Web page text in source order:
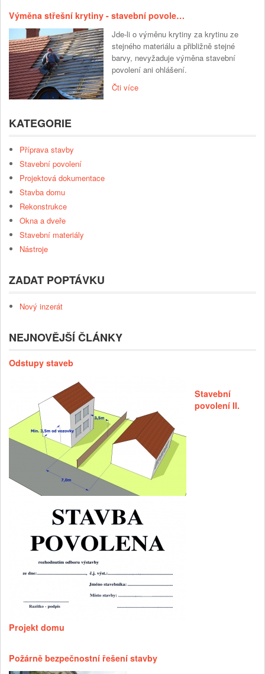
Výměna střešní krytiny - stavební povole…
Jde-li o výměnu krytiny za krytinu ze
stejného materiálu a přibližně stejné
barvy, nevyžaduje výměna stavební
povolení ani ohlášení.
Čti více
KATEGORIE
Příprava stavby
Stavební povolení
Projektová dokumentace
Stavba domu
Rekonstrukce
Okna a dveře
Stavební materiály
Nástroje
ZADAT POPTÁVKU
Nový inzerát
NEJNOVĚJŠÍ ČLÁNKY
Odstupy staveb
Stavební
povolení II.
Projekt domu
Požárně bezpečnostní řešení stavby